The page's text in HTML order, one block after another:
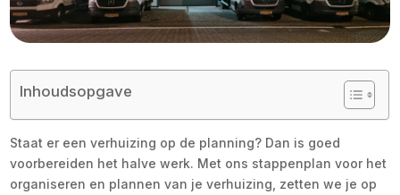
Inhoudsopgave
Staat er een verhuizing op de planning? Dan is goed
voorbereiden het halve werk. Met ons stappenplan voor het
organiseren en plannen van je verhuizing, zetten we je op